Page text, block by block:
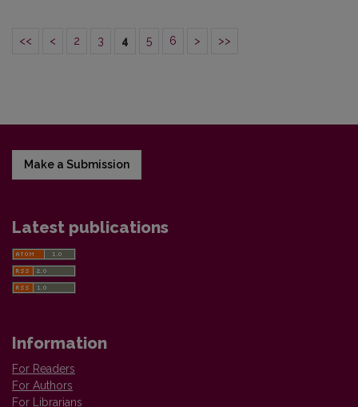
<< < 2 3 4 5 6 > >>
Make a Submission
Latest publications
Information
For Readers
For Authors
For Librarians